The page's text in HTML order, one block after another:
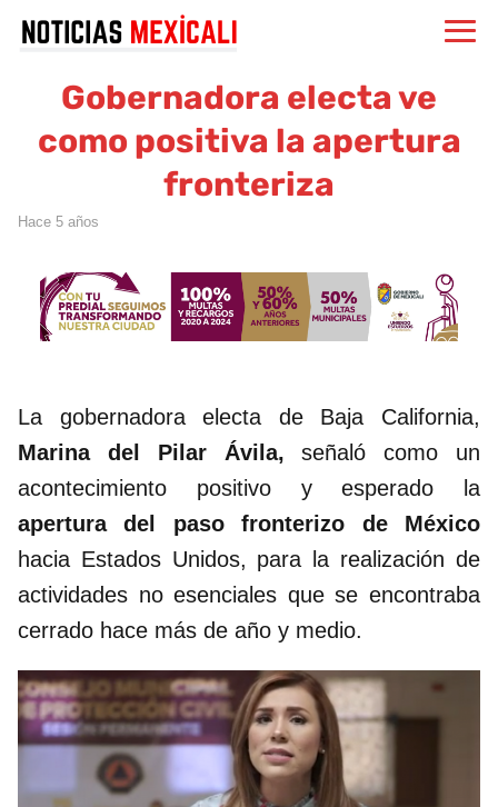
Gobernadora electa ve
como positiva la apertura
fronteriza
hace 5 años
La gobernadora electa de Baja California,
Marina del Pilar Ávila, señaló como un
acontecimiento positivo y esperado la
apertura del paso fronterizo de México
hacia Estados Unidos, para la realización de
actividades no esenciales que se encontraba
cerrado hace más de año y medio.